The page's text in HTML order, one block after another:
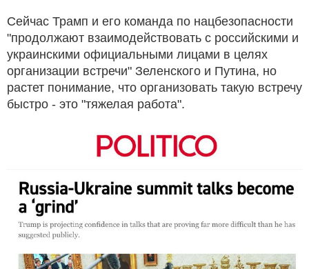
Сейчас Трамп и его команда по нацбезопасности
"продолжают взаимодействовать с российскими и
украинскими официальными лицами в целях
организации встречи" Зеленского и Путина, но
растет понимание, что организовать такую встречу
быстро - это "тяжелая работа".